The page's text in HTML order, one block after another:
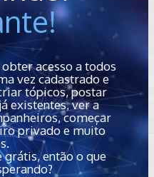
acesso a todos
vez cadastrado e
tópicos, postar
existentes, ver a
começar
privado e muito
então o que